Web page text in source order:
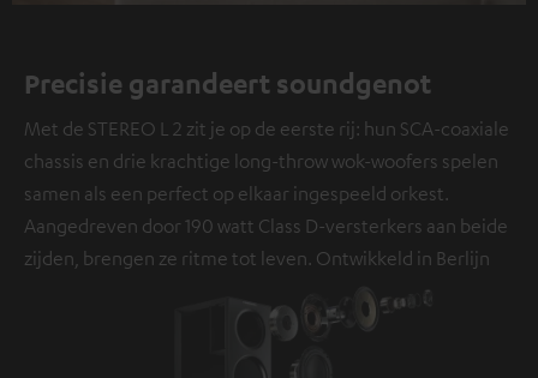
Precisie garandeert soundgenot
Met de STEREO L 2 zit je op de eerste rij: hun SCA-coaxiale
chassis en drie krachtige long-throw wok-woofers spelen
samen als een perfect op elkaar ingespeeld orkest.
Aangedreven door 190 watt Class D-versterkers aan beide
zijden, brengen ze ritme tot leven. Ontwikkeld in Berlijn